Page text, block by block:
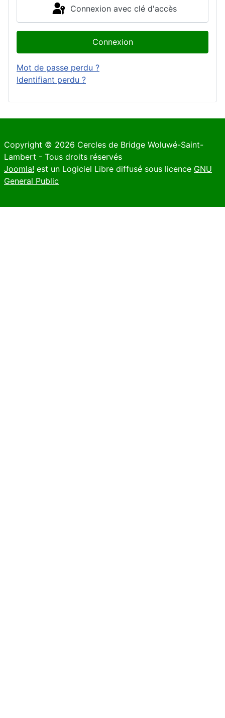
Connexion avec clé d'accès
Connexion
Mot de passe perdu ?
Identifiant perdu ?
Copyright © 2026 Cercles de Bridge Woluwé-Saint-
Lambert - Tous droits réservés
Joomla! est un Logiciel Libre diffusé sous licence GNU
General Public